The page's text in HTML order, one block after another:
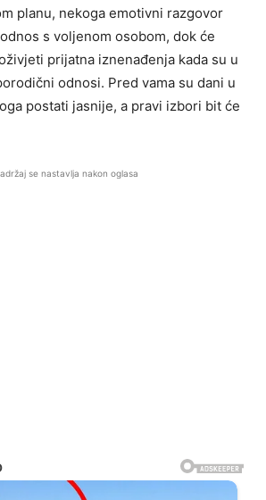
planu, nekoga emotivni razgovor
s voljenom osobom, dok će
prijatna iznenađenja kada su u
odnosi. Pred vama su dani u
postati jasnije, a pravi izbori bit će
se nastavlja nakon oglasa